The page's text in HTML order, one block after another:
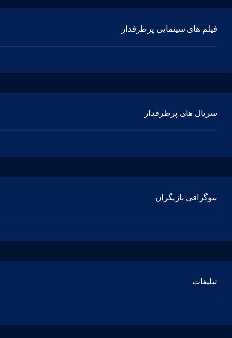
فیلم های سینمایی پرطرفدار
سریال های پرطرفدار
بیوگرافی بازیگران
تبلیغات